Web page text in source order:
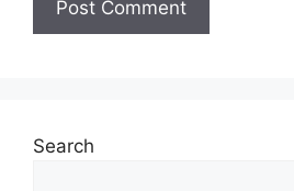
Search